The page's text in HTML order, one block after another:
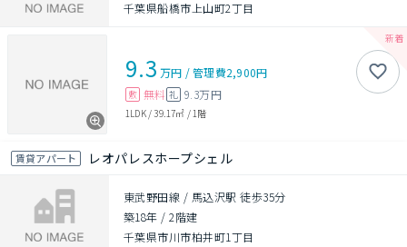
千葉県船橋市上山町2丁目
9.3 万円 /管理費2,900円
敷 無料 礼 9.3万円
1LDK/39.17㎡ / 1階
賃貸アパート レオパレスホープシェル
東武野田線 / 馬込沢駅 徒歩35分
築18年 /2階建
千葉県市川市柏井町1丁目